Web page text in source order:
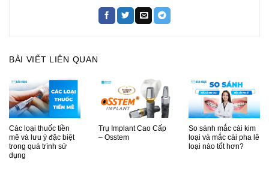
BÀI VIẾT LIÊN QUAN
Các loại thuốc tiền
mê và lưu ý đặc biệt
trong quá trình sử
dụng
Trụ Implant Cao Cấp
– Osstem
So sánh mắc cài kim
loại và mắc cài pha lê
loại nào tốt hơn?